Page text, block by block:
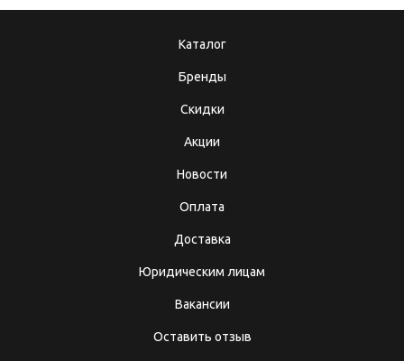
Каталог
Бренды
Скидки
Акции
Новости
Оплата
Доставка
Юридическим лицам
Вакансии
Оставить отзыв